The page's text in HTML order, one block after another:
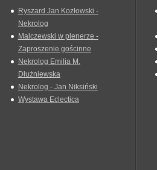
Ryszard Jan Kozłowski -
Nekrolog
Malczewski w plenerze -
Zaproszenie gościnne
Nekrolog Emilia M.
Dłużniewska
Nekrolog - Jan Niksiński
Wystawa Eclectica